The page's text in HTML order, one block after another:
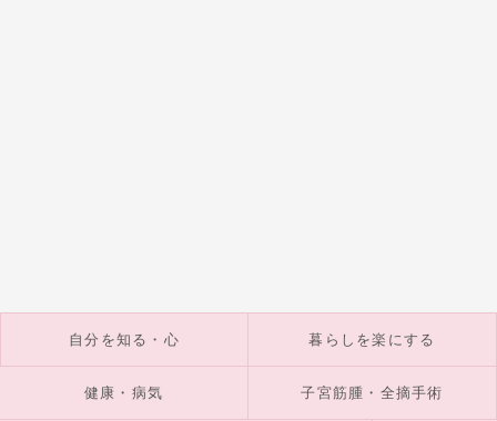
自分を知る・心 暮らしを楽にする
健康・病気 子宮筋腫・全摘手術